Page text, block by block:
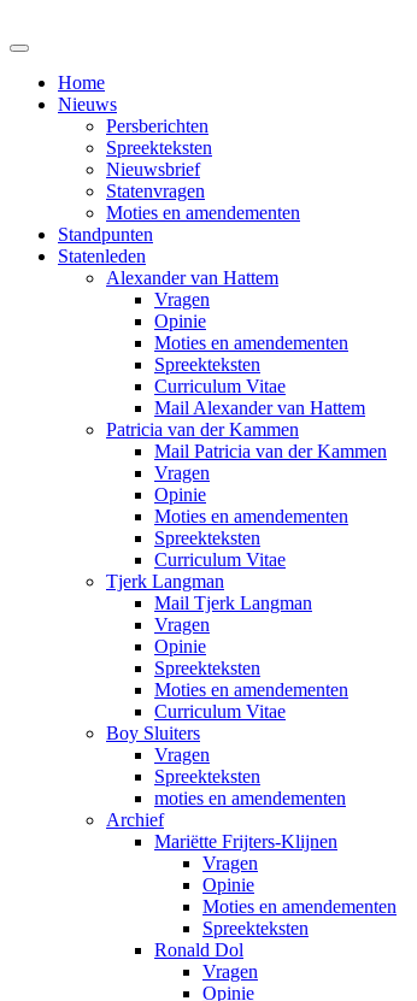
Home
Nieuws
Persberichten
Spreekteksten
Nieuwsbrief
Statenvragen
Moties en amendementen
Standpunten
Statenleden
Alexander van Hattem
Vragen
Opinie
Moties en amendementen
Spreekteksten
Curriculum Vitae
Mail Alexander van Hattem
Patricia van der Kammen
Mail Patricia van der Kammen
Vragen
Opinie
Moties en amendementen
Spreekteksten
Curriculum Vitae
Tjerk Langman
Mail Tjerk Langman
Vragen
Opinie
Spreekteksten
Moties en amendementen
Curriculum Vitae
Boy Sluiters
Vragen
Spreekteksten
moties en amendementen
Archief
Mariëtte Frijters-Klijnen
Vragen
Opinie
Moties en amendementen
Spreekteksten
Ronald Dol
Vragen
Opinie